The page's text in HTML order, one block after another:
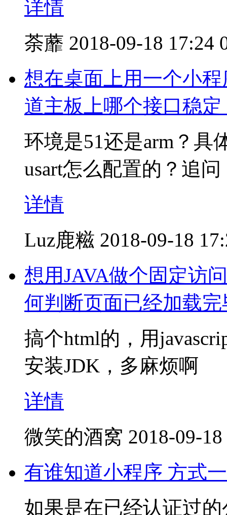
详情
荼蘼 2018-09-18 17:24
想在桌面上用一个小
道主板上哪个接口稳
环境是51还是arm？具
usart怎么配置的？追问
详情
Luz鹿糍 2018-09-18
想用JAVA做个固定访
何判断页面已经加载
搞个html的，用
安装JDK，多麻烦啊
详情
微笑的酒窝 2018-09-
有谁知道小程序 方式
如果是在已经认证过